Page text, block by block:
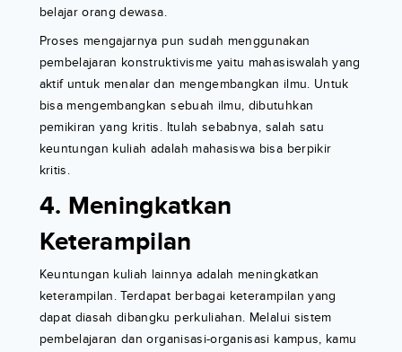
belajar orang dewasa.
Proses mengajarnya pun sudah menggunakan
pembelajaran konstruktivisme yaitu mahasiswalah yang
aktif untuk menalar dan mengembangkan ilmu. Untuk
bisa mengembangkan sebuah ilmu, dibutuhkan
pemikiran yang kritis. Itulah sebabnya, salah satu
keuntungan kuliah adalah mahasiswa bisa berpikir
kritis.
4. Meningkatkan
Keterampilan
Keuntungan kuliah lainnya adalah meningkatkan
keterampilan. Terdapat berbagai keterampilan yang
dapat diasah dibangku perkuliahan. Melalui sistem
pembelajaran dan organisasi-organisasi kampus, kamu